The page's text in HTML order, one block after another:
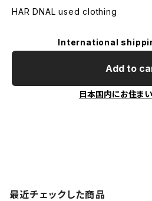
HAR DNAL used clothing
International
Add to
日本国内にお住ま
最近チェックした商品